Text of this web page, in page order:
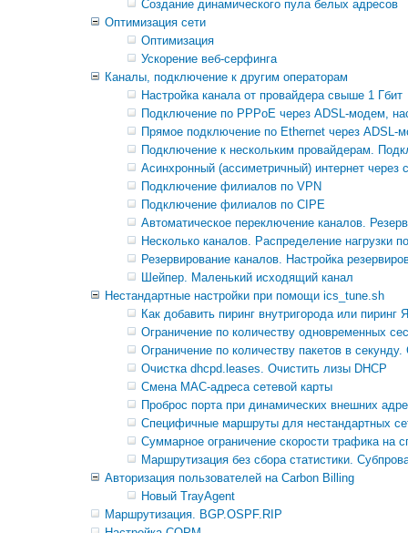
Создание динамического пула белых адресов
Оптимизация сети
Оптимизация
Ускорение веб-серфинга
Каналы, подключение к другим операторам
Настройка канала от провайдера свыше 1 Гбит
Подключение по PPPoE через ADSL-модем,
Прямое подключение по Ethernet через ADSL-
Подключение к нескольким провайдерам.
Асинхронный (ассиметричный) интернет через
Подключение филиалов по VPN
Подключение филиалов по CIPE
Автоматическое переключение каналов.
Несколько каналов. Распределение нагрузки
Резервирование каналов. Настройка
Шейпер. Маленький исходящий канал
Нестандартные настройки при помощи ics_tune.sh
Как добавить пиринг внутригорода или пиринг
Ограничение по количеству одновременных
Ограничение по количеству пакетов в секунду.
Очистка dhcpd.leases. Очистить лизы DHCP
Смена MAC-адреса сетевой карты
Проброс порта при динамических внешних
Специфичные маршруты для нестандартных
Суммарное ограничение скорости трафика на
Маршрутизация без сбора статистики.
Авторизация пользователей на Carbon Billing
Новый TrayAgent
Маршрутизация. BGP.OSPF.RIP